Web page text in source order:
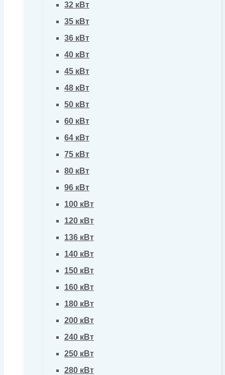
32 кВт
35 кВт
36 кВт
40 кВт
45 кВт
48 кВт
50 кВт
60 кВт
64 кВт
75 кВт
80 кВт
96 кВт
100 кВт
120 кВт
136 кВт
140 кВт
150 кВт
160 кВт
180 кВт
200 кВт
240 кВт
250 кВт
280 кВт